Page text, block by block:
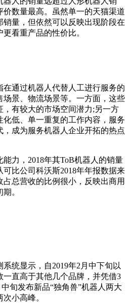
数量最高。虽然单一的天猫渠道
量，但依然可以反映出现阶段在
看重产品的性价比。
通过机器人代替人工进行服务的
景、物流场景等。一方面，这些
有较大的市场空间潜力;另一方
低、单一重复的工作内容，服务
成为服务机器人企业开拓的热点
力，2018年其ToB机器人的销量
比公司科沃斯2018年年报数据来
总营收的比例很小，反映出商用
。
统显示，自2019年2月中下旬以
直高于其他几个品牌，并凭借3
旬发布新品“独角兽”机器人两大
小高峰。